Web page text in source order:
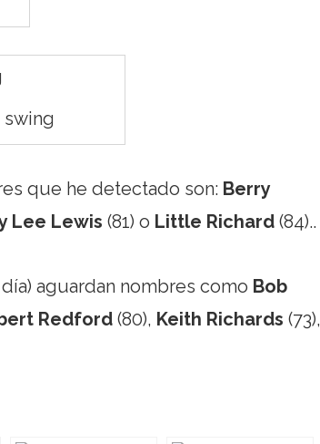
swing
que he detectado son: Berry
Lee Lewis (81) o Little Richard (84)..
aguardan nombres como Bob
Redford (80), Keith Richards (73),